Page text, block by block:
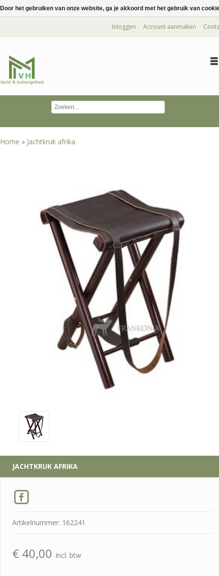
Inloggen Account aanmaken
Home » Jachtkruk afrika
JACHTKRUK AFRIKA
Artikelnummer: 162241
€ 40,00 Incl. btw
Door het gebruiken van onze website, ga je akkoord met het gebruik van